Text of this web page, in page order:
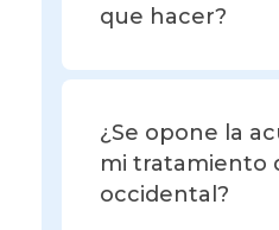
que hacer?
¿Se opone la
mi tratamiento
occidental?